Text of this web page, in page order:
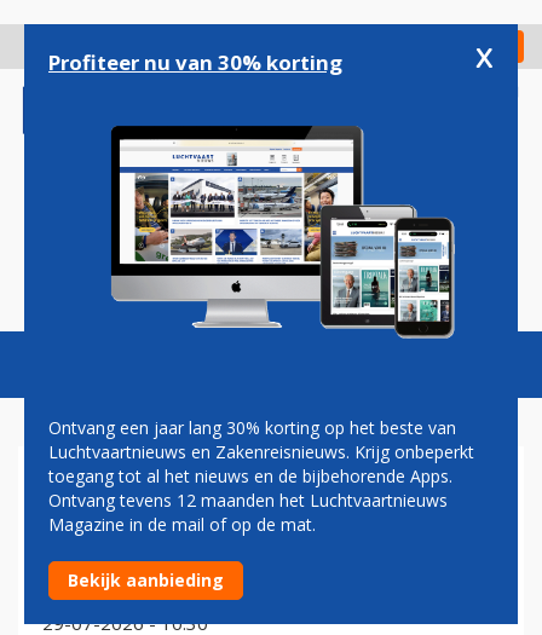
gaan
Check in
Magazine Podcasts Vacatures
EMBRAER
Japanse luchtvaartmaatschappij ANA bezorgt Embraer
aanvullende order voor E190-E2
29-07-2026 - 10:30
Profiteer nu van 30% korting x
Ontvang een jaar lang 30% korting op het beste van
Luchtvaartnieuws en Zakenreisnieuws. Krijg onbeperkt
toegang tot al het nieuws en de bijbehorende Apps.
Ontvang tevens 12 maanden het Luchtvaartnieuws
Magazine in de mail of op de mat.
Bekijk aanbieding